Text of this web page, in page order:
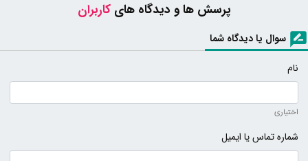
پرسش ها و دیدگاه هایکاربران
سوال یا دیدگاه شما
نام
اختیاری
شماره تماس یا ایمیل